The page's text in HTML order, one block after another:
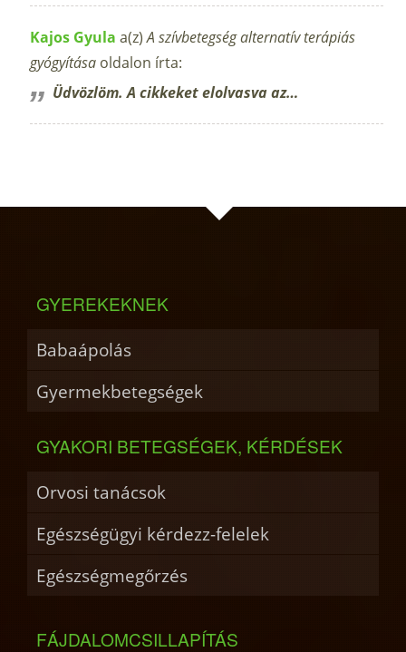
Kajos Gyula a(z)A szívbetegség alternatív terápiás
gyógyítása oldalon írta:
Üdvözlöm. A cikkeket elolvasva az…
GYEREKEKNEK
Babaápolás
Gyermekbetegségek
GYAKORI BETEGSÉGEK, KÉRDÉSEK
Orvosi tanácsok
Egészségügyi kérdezz-felelek
Egészségmegőrzés
FÁJDALOMCSILLAPÍTÁS